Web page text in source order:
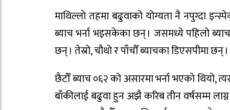
माथिल्लो तहमा बढुवाको योग्यता नै नपुग्दा
ब्याच भर्ना भइसकेका छन् । जसमध्ये पहिलो
छन् । तेस्रो, चौथो र पाँचौँ ब्याचका डिएसपीमा
छैटौँ ब्याच ०६२ को असारमा भर्ना भएको
बाँकीलाई बढुवा हुन अझै करिब तीन वर्षसम्म